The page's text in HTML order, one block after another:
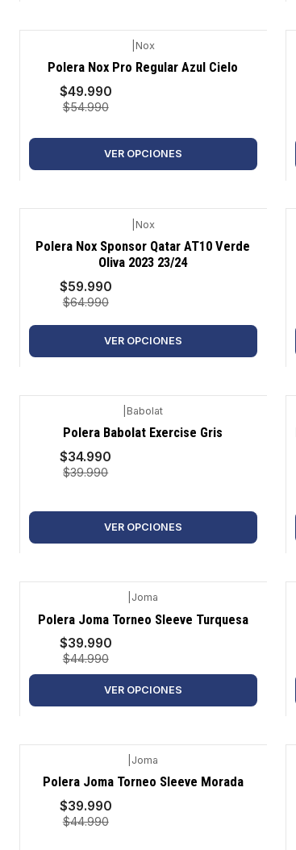
-9%
Nox
Polera Nox Pro Regular Azul Cielo
$49.990
$54.990
VER OPCIONES
-8%
Nox
Polera Nox Sponsor Qatar AT10 Verde
Oliva 2023 23/24
$59.990
$64.990
VER OPCIONES
-13%
Babolat
Polera Babolat Exercise Gris
$34.990
$39.990
VER OPCIONES
-11%
Joma
Polera Joma Torneo Sleeve Turquesa
$39.990
$44.990
VER OPCIONES
-11%
Joma
Polera Joma Torneo Sleeve Morada
$39.990
$44.990